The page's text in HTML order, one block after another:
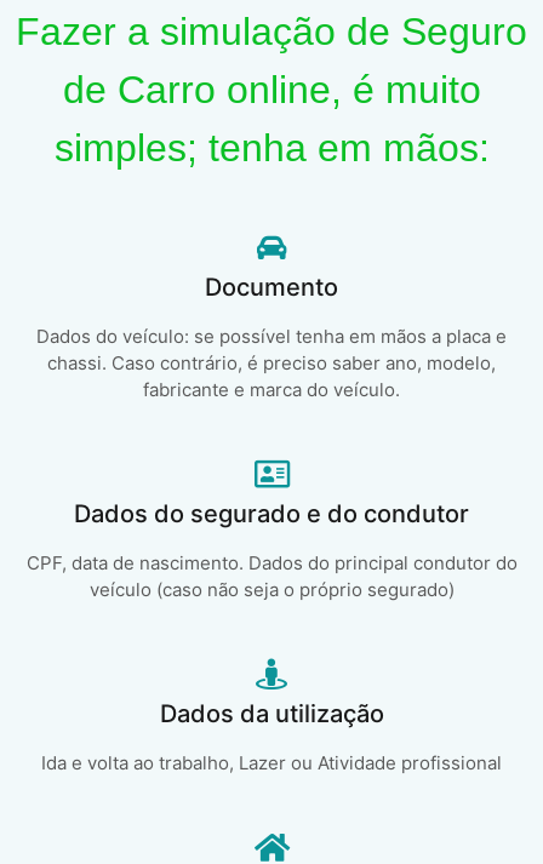
Fazer a simulação de Seguro
de Carro online, é muito
simples; tenha em mãos:
Documento
Dados do veículo: se possível tenha em mãos a placa e
chassi. Caso contrário, é preciso saber ano, modelo,
fabricante e marca do veículo.
Dados do segurado e do condutor
CPF, data de nascimento. Dados do principal condutor do
veículo (caso não seja o próprio segurado)
Dados da utilização
Ida e volta ao trabalho, Lazer ou Atividade profissional